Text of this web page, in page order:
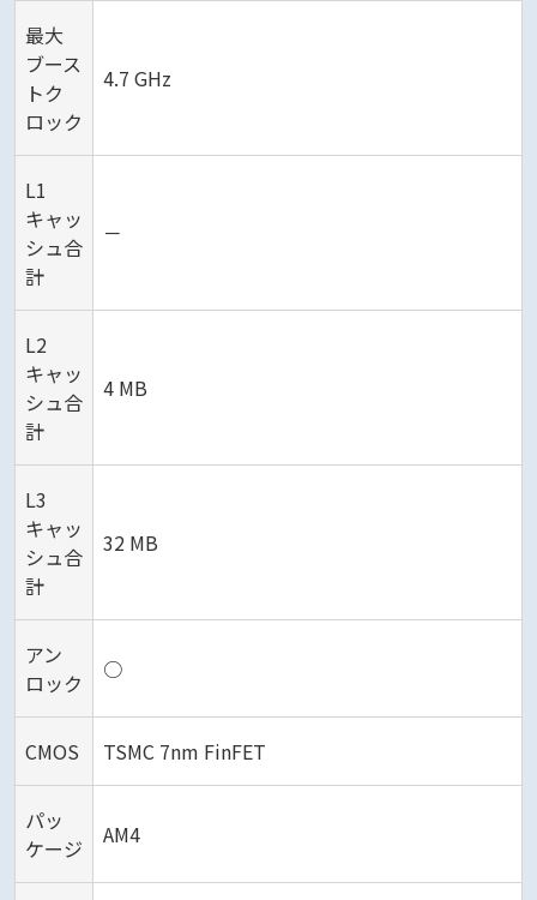
最大
ブース
トク
ロック
4.7 GHz
L1
キャッ
シュ合
計
－
L2
キャッ
シュ合
計
4 MB
L3
キャッ
シュ合
計
32 MB
アン
ロック
○
CMOS TSMC 7nm FinFET
パッ
ケージ
AM4